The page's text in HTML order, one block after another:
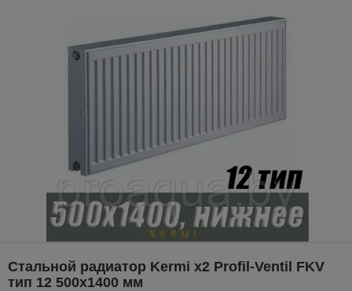
Стальной радиатор Kermi x2 Profil-Ventil FKV
тип 12 500x1400 мм